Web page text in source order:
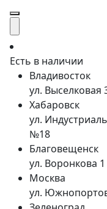
Есть в наличии
Владивосток
ул. Выселковая
Хабаровск
ул.
№18
Благовещенск
ул. Воронкова 1
Москва
ул.